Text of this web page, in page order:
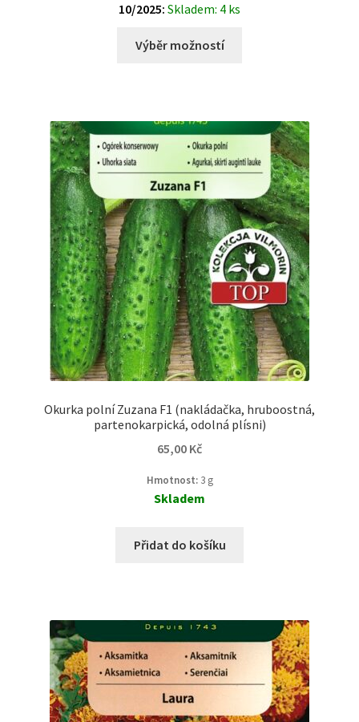
10/2025: Skladem: 4 ks
Výběr možností
Okurka polní Zuzana F1 (nakládačka, hruboostná,
partenokarpická, odolná plísni)
65,00 Kč
Hmotnost: 3 g
Skladem
Přidat do košíku